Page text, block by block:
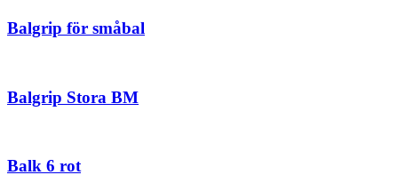
Balgrip för småbal
Balgrip Stora BM
Balk 6 rot